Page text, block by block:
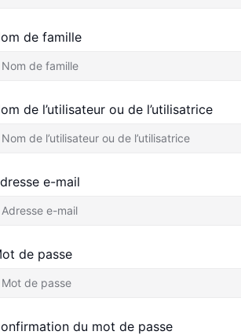
de famille
de l’utilisateur ou de l’utilisatrice
e-mail
de passe
du mot de passe